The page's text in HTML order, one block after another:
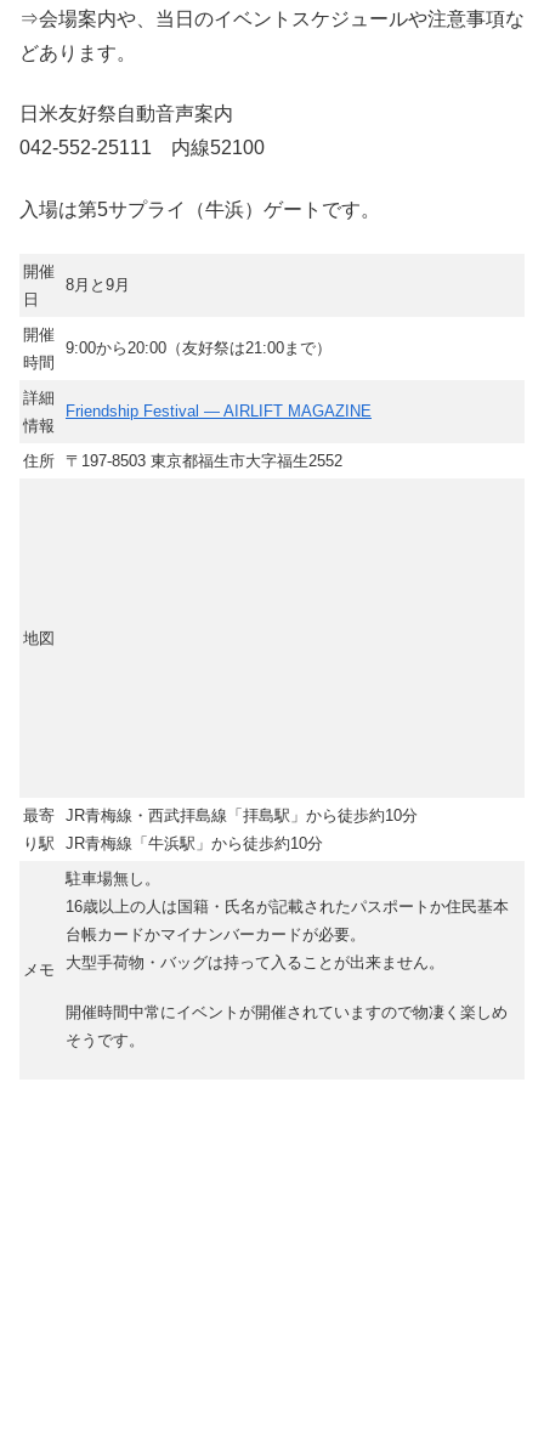
⇒会場案内や、当日のイベントスケジュールや注意事項な
どあります。
日米友好祭自動音声案内
042-552-25111 内線52100
入場は第5サプライ（牛浜）ゲートです。
開催
日
8月と9月
開催
時間
9:00から20:00（友好祭は21:00まで）
詳細
情報
Friendship Festival — AIRLIFT MAGAZINE
住所 〒197-8503 東京都福生市大字福生2552
地図
最寄
り駅
JR青梅線・西武拝島線「拝島駅」から徒歩約10分
JR青梅線「牛浜駅」から徒歩約10分
メモ
駐車場無し。
16歳以上の人は国籍・氏名が記載されたパスポートか住民基本
台帳カードかマイナンバーカードが必要。
大型手荷物・バッグは持って入ることが出来ません。
開催時間中常にイベントが開催されていますので物凄く楽しめ
そうです。